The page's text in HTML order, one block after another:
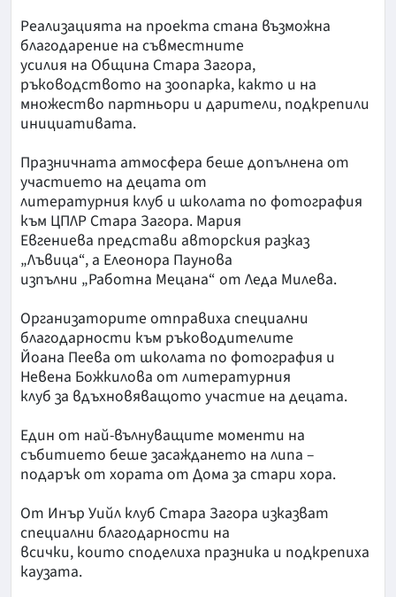
Реализацията на проекта стана възможна
благодарение на съвместните
усилия на Община Стара Загора,
ръководството на зоопарка, както и на
множество партньори и дарители, подкрепили
инициативата.
Празничната атмосфера беше допълнена от
участието на децата от
литературния клуб и школата по фотография
към ЦПЛР Стара Загора. Мария
Евгениева представи авторския разказ
„Лъвица“, а Елеонора Паунова
изпълни „Работна Мецана“ от Леда Милева.
Организаторите отправиха специални
благодарности към ръководителите
Йоана Пеева от школата по фотография и
Невена Божкилова от литературния
клуб за вдъхновяващото участие на децата.
Един от най-вълнуващите моменти на
събитието беше засаждането на липа –
подарък от хората от Дома за стари хора.
От Инър Уийл клуб Стара Загора изказват
специални благодарности на
всички, които споделиха празника и подкрепиха
каузата.